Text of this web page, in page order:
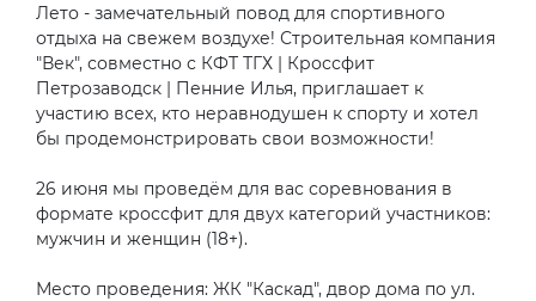
Лето - замечательный повод для спортивного
отдыха на свежем воздухе! Строительная компания
"Век", совместно с КФТ ТГХ | Кроссфит
Петрозаводск | Пенние Илья, приглашает к
участию всех, кто неравнодушен к спорту и хотел
бы продемонстрировать свои возможности!
26 июня мы проведём для вас соревнования в
формате кроссфит для двух категорий участников:
мужчин и женщин (18+).
Место проведения: ЖК "Каскад", двор дома по ул.